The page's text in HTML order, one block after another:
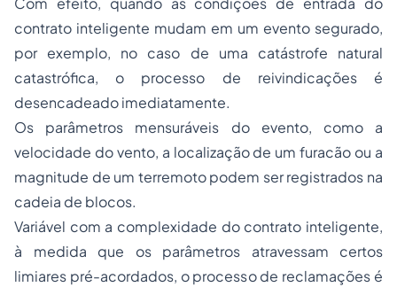
contrato inteligente mudam em um evento segurado,
por exemplo, no caso de uma catástrofe natural
catastrófica, o processo de reivindicações é
desencadeado imediatamente.
Os parâmetros mensuráveis do evento, como a
velocidade do vento, a localização de um furacão ou a
magnitude de um terremoto podem ser registrados na
cadeia de blocos.
Variável com a complexidade do contrato inteligente,
à medida que os parâmetros atravessam certos
limiares pré-acordados, o processo de reclamações é